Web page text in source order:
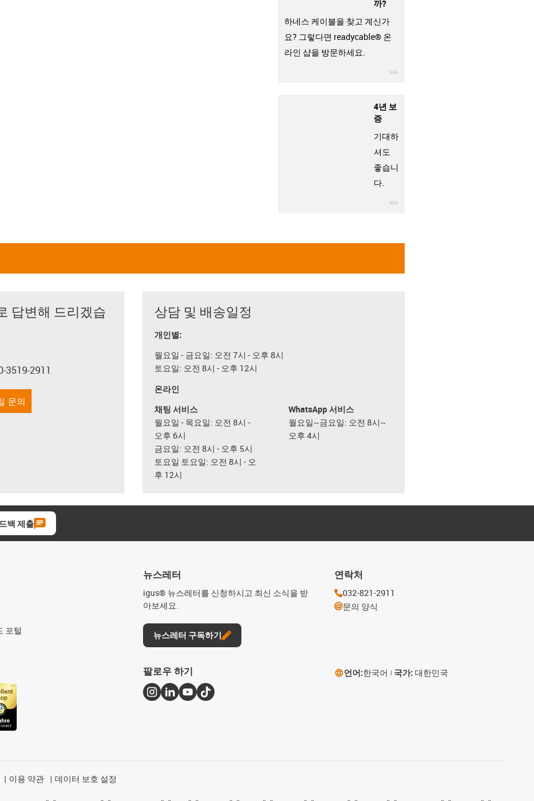
까?
하네스 케이블을 찾고 계신가
요? 그렇다면 readycable® 온
라인 샵을 방문하세요.
4년 보
증
기대하
셔도
좋습니
다.
답변해 드리겠습
phone
3519-2911
문의
상담 및 배송일정
개인별:
월요일 - 금요일: 오전 7시 - 오후 8시
토요일: 오전 8시 - 오후 12시
온라인
채팅 서비스
월요일 - 목요일: 오전 8시 -
오후 6시
금요일: 오전 8시 - 오후 5시
토요일 토요일: 오전 8시 - 오
후 12시
WhatsApp 서비스
월요일~금요일: 오전 8시~
오후 4시
백 제출
포털
뉴스레터
igus® 뉴스레터를 신청하시고 최신 소식을 받
아보세요.
뉴스레터 구독하기
연락처
032-821-2911
문의 양식
팔로우 하기 언어:한국어 국가: 대한민국
이용 약관 데이터 보호 설정